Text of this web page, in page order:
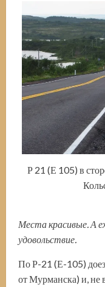
Р 21 (Е 105) в
Места красивые. А
удовольствие.
По Р-21 (Е-105)
от Мурманска) и, не